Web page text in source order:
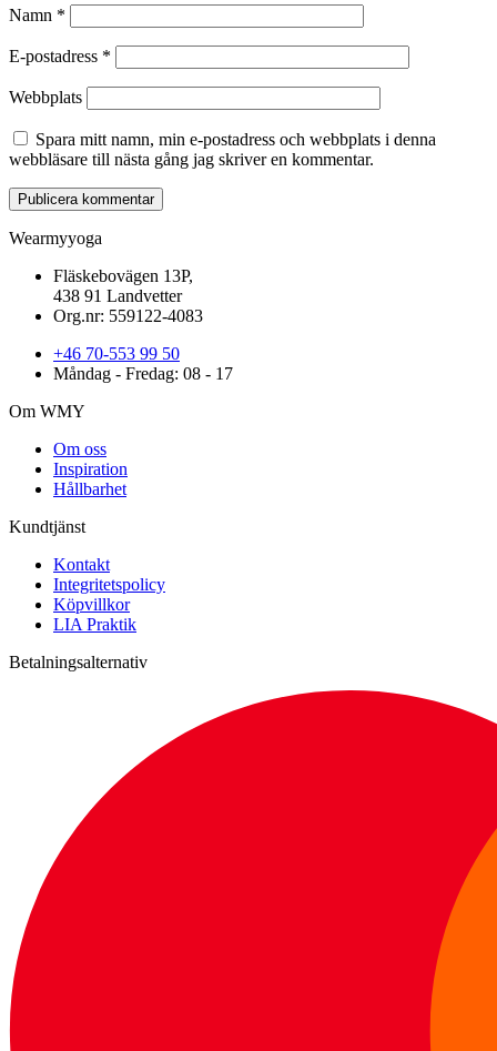
Namn *
E-postadress *
Webbplats
Spara mitt namn, min e-postadress och webbplats i denna
webbläsare till nästa gång jag skriver en kommentar.
Wearmyyoga
Fläskebovägen 13P,
438 91 Landvetter
Org.nr: 559122-4083
+46 70-553 99 50
Måndag - Fredag: 08 - 17
Om WMY
Om oss
Inspiration
Hållbarhet
Kundtjänst
Kontakt
Integritetspolicy
Köpvillkor
LIA Praktik
Betalningsalternativ